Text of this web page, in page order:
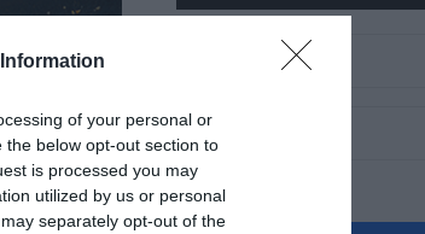
of your personal or
below opt-out section to
is processed you may
utilized by us or personal
separately opt-out of the
Se souvenir de moi